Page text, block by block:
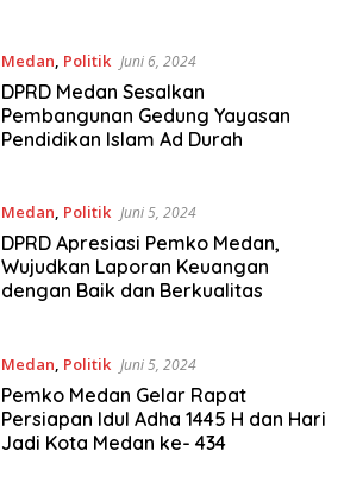
Medan, Politik Juni 6, 2024
DPRD Medan Sesalkan
Pembangunan Gedung Yayasan
Pendidikan Islam Ad Durah
Medan, Politik Juni 5, 2024
DPRD Apresiasi Pemko Medan,
Wujudkan Laporan Keuangan
dengan Baik dan Berkualitas
Medan, Politik Juni 5, 2024
Pemko Medan Gelar Rapat
Persiapan Idul Adha 1445 H dan Hari
Jadi Kota Medan ke- 434